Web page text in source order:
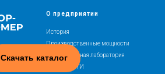
Скачать каталог
О предприятии
История
Производственные мощности
Испытательная лаборатория
Освоение РТИ